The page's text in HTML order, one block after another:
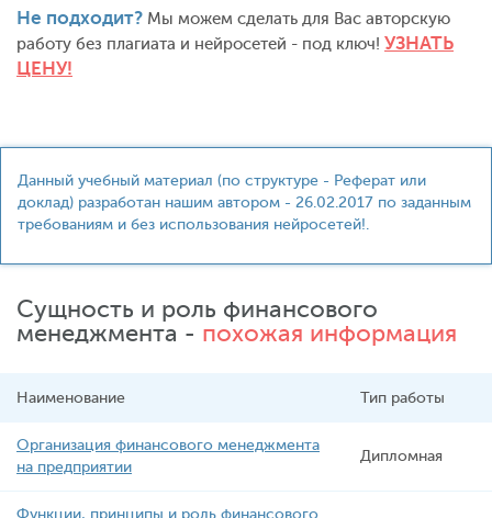
Не подходит? Мы можем сделать для Вас авторскую
работу без плагиата и нейросетей - под ключ! УЗНАТЬ
ЦЕНУ!
Данный учебный материал (по структуре - Реферат или
доклад) разработан нашим автором - 26.02.2017 по заданным
требованиям и без использования нейросетей!.
Сущность и роль финансового
менеджмента - похожая информация
Наименование Тип работы
Организация финансового менеджмента
на предприятии
Дипломная
Функции, принципы и роль финансового